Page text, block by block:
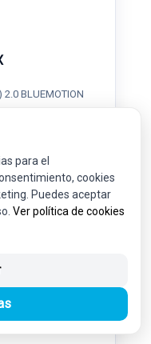
2.0 BLUEMOTION
3G0941633HICX
para el
cookies
Puedes aceptar
Ver política de cookies